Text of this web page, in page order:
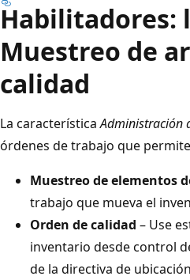
Habilitadores:
Muestreo de
calidad
La característicaAdministración
órdenes de trabajo que
Muestreo de elementos
trabajo que mueva el
Orden de calidad – Use
inventario desde control
de la directiva de